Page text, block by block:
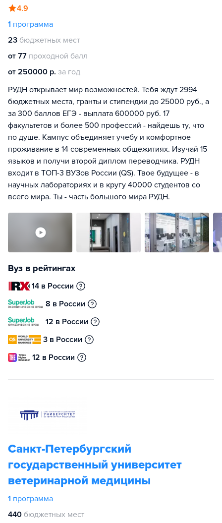
4.9
1 программа
23 бюджетных мест
от 77 проходной балл
от 250000 р. за год
РУДН открывает мир возможностей. Тебя ждут 2994
бюджетных места, гранты и стипендии до 25000 руб., а
за 300 баллов ЕГЭ - выплата 600000 руб. 17
факультетов и более 500 профессий - найдешь ту, что
по душе. Кампус объединяет учебу и комфортное
проживание в 14 современных общежитиях. Изучай 15
языков и получи второй диплом переводчика. РУДН
входит в ТОП-3 ВУЗов России (QS). Твое будущее - в
научных лабораториях и в кругу 40000 студентов со
всего мира. Ты - часть большого мира РУДН.
Вуз в рейтингах
14 в России
8 в России
12 в России
3 в России
12 в России
Санкт-Петербургский
государственный университет
ветеринарной медицины
1 программа
440 бюджетных мест